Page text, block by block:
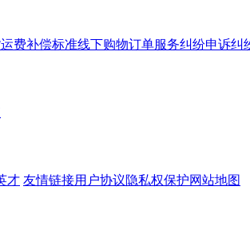
费补偿标准线下购物订单服务纠纷申诉纠
才 友情链接用户协议隐私权保护网站地图